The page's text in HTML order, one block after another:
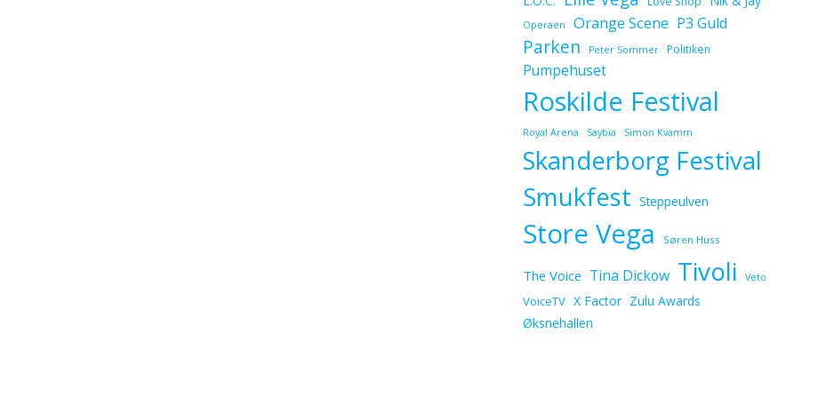
Operaen Orange Scene P3 Guld
Parken Peter Sommer Politiken
Pumpehuset
Roskilde Festival
Royal Arena Saybia Simon Kvamm
Skanderborg Festival
Smukfest Steppeulven
Store Vega Søren Huss
The Voice Tina Dickow Tivoli Veto
VoiceTV X Factor Zulu Awards
Øksnehallen